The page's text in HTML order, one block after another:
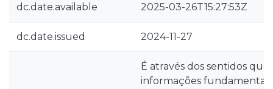
dc.date.available 2025-03-26T15:27:53Z
dc.date.issued 2024-11-27
É através dos sentidos
informações fundamentais